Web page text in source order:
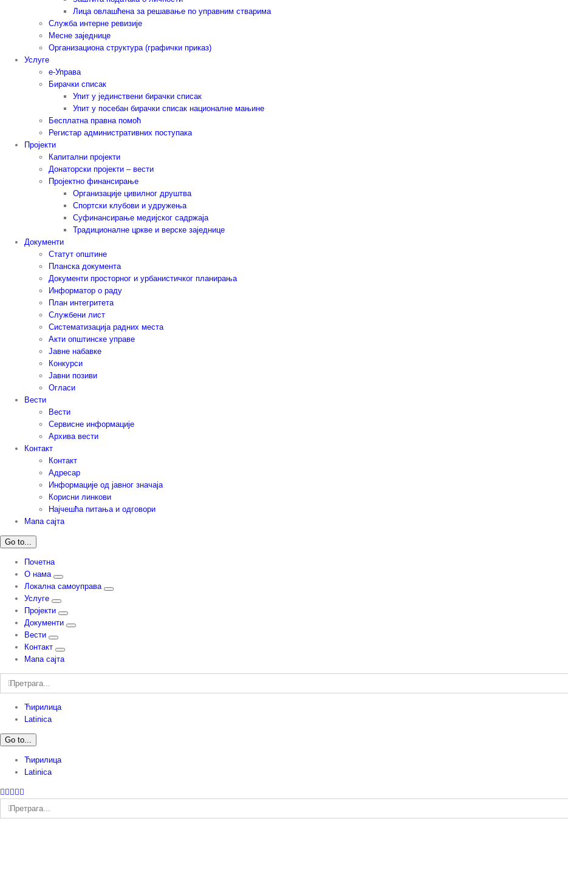
Лица овлашћена за решавање по управним стварима
Служба интерне ревизије
Месне заједнице
Организациона структура (графички приказ)
Услуге
е-Управа
Бирачки списак
Упит у јединствени бирачки списак
Упит у посебан бирачки списак националне мањине
Бесплатна правна помоћ
Регистар административних поступака
Пројекти
Капитални пројекти
Донаторски пројекти – вести
Пројектно финансирање
Организације цивилног друштва
Спортски клубови и удружења
Суфинансирање медијског садржаја
Традиционалне цркве и верске заједнице
Документи
Статут општине
Планска документа
Документи просторног и урбанистичког планирања
Информатор о раду
План интегритета
Службени лист
Систематизација радних места
Акти општинске управе
Јавне набавке
Конкурси
Јавни позиви
Огласи
Вести
Вести
Сервисне информације
Архива вести
Контакт
Контакт
Адресар
Информације од јавног значаја
Корисни линкови
Најчешћа питања и одговори
Мапа сајта
Go to...
Почетна
О нама
Локална самоуправа
Услуге
Пројекти
Документи
Вести
Контакт
Мапа сајта
Претрага:
Ћирилица
Latinica
Go to...
Ћирилица
Latinica
Facebook
Instagram
YouTube
Twitter
пошта
Претрага: